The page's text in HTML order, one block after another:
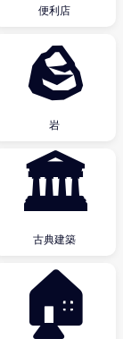
便利店
🪨
岩
🏛
古典建築
🏠